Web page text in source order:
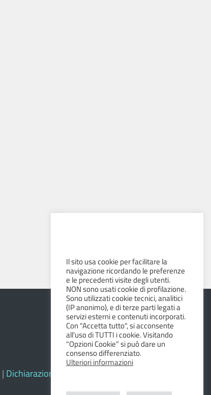
| Dichiarazione di accessibilità e feedback
Il sito usa cookie per facilitare la
navigazione ricordando le preferenze
e le precedenti visite degli utenti.
NON sono usati cookie di profilazione.
Sono utilizzati cookie tecnici, analitici
(IP anonimo), e di terze parti legati a
servizi esterni e contenuti incorporati.
Con "Accetta tutto", si acconsente
all'uso di TUTTI i cookie. Visitando
"Opzioni Cookie" si può dare un
consenso differenziato.
Ulteriori informazioni